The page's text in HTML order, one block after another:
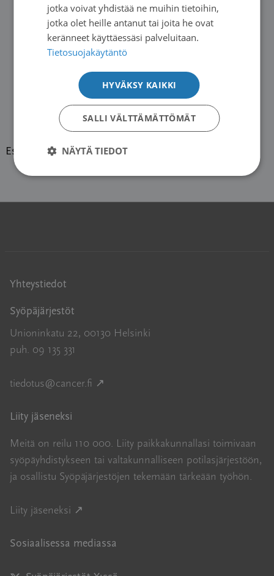
Esillä viestiketju 1 (1:stä)
Yhteystiedot
Syöpäjärjestöt
Unioninkatu 22, 00130 Helsinki
puh. 09 135 331
tiedotus@cancer.fi ↗
Liity jäseneksi
Meitä on reilu 110 000. Liity paikkakunnallasi toimivaan
syöpäyhdistykseen tai valtakunnalliseen potilasjärjestöön,
ja osallistu Syöpäjärjestöjen tekemään tärkeään työhön.
Liity jäseneksi ↗
Sosiaalisessa mediassa
jotka voivat yhdistää ne muihin tietoihin,
jotka olet heille antanut tai joita he ovat
keränneet käyttäessäsi palveluitaan.
Tietosuojakäytäntö
HYVÄKSY KAIKKI
SALLI VÄLTTÄMÄTTÖMÄT
NÄYTÄ TIEDOT